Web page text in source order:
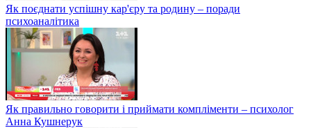
Як поєднати успішну кар'єру та родину – поради
психоаналітика
Як правильно говорити і приймати компліменти – психолог
Анна Кушнерук